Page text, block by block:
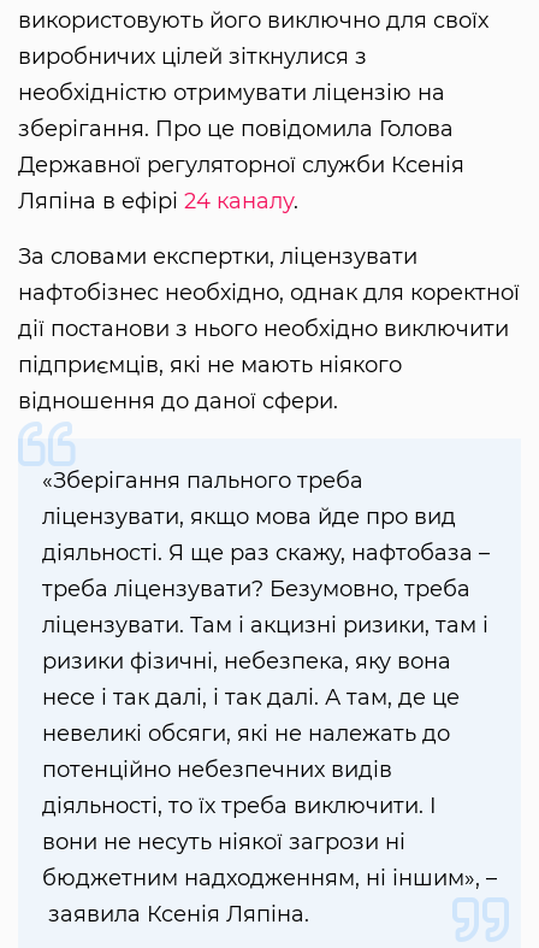
використовують його виключно для своїх
виробничих цілей зіткнулися з
необхідністю отримувати ліцензію на
зберігання. Про це повідомила Голова
Державної регуляторної служби Ксенія
Ляпіна в ефірі 24 каналу.
За словами експертки, ліцензувати
нафтобізнес необхідно, однак для коректної
дії постанови з нього необхідно виключити
підприємців, які не мають ніякого
відношення до даної сфери.
«Зберігання пального треба
ліцензувати, якщо мова йде про вид
діяльності. Я ще раз скажу, нафтобаза –
треба ліцензувати? Безумовно, треба
ліцензувати. Там і акцизні ризики, там і
ризики фізичні, небезпека, яку вона
несе і так далі, і так далі. А там, де це
невеликі обсяги, які не належать до
потенційно небезпечних видів
діяльності, то їх треба виключити. І
вони не несуть ніякої загрози ні
бюджетним надходженням, ні іншим», –
заявила Ксенія Ляпіна.